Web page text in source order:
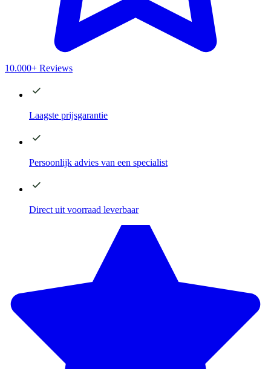
10.000+ Reviews
Laagste prijsgarantie
Persoonlijk advies van een specialist
Direct uit voorraad leverbaar